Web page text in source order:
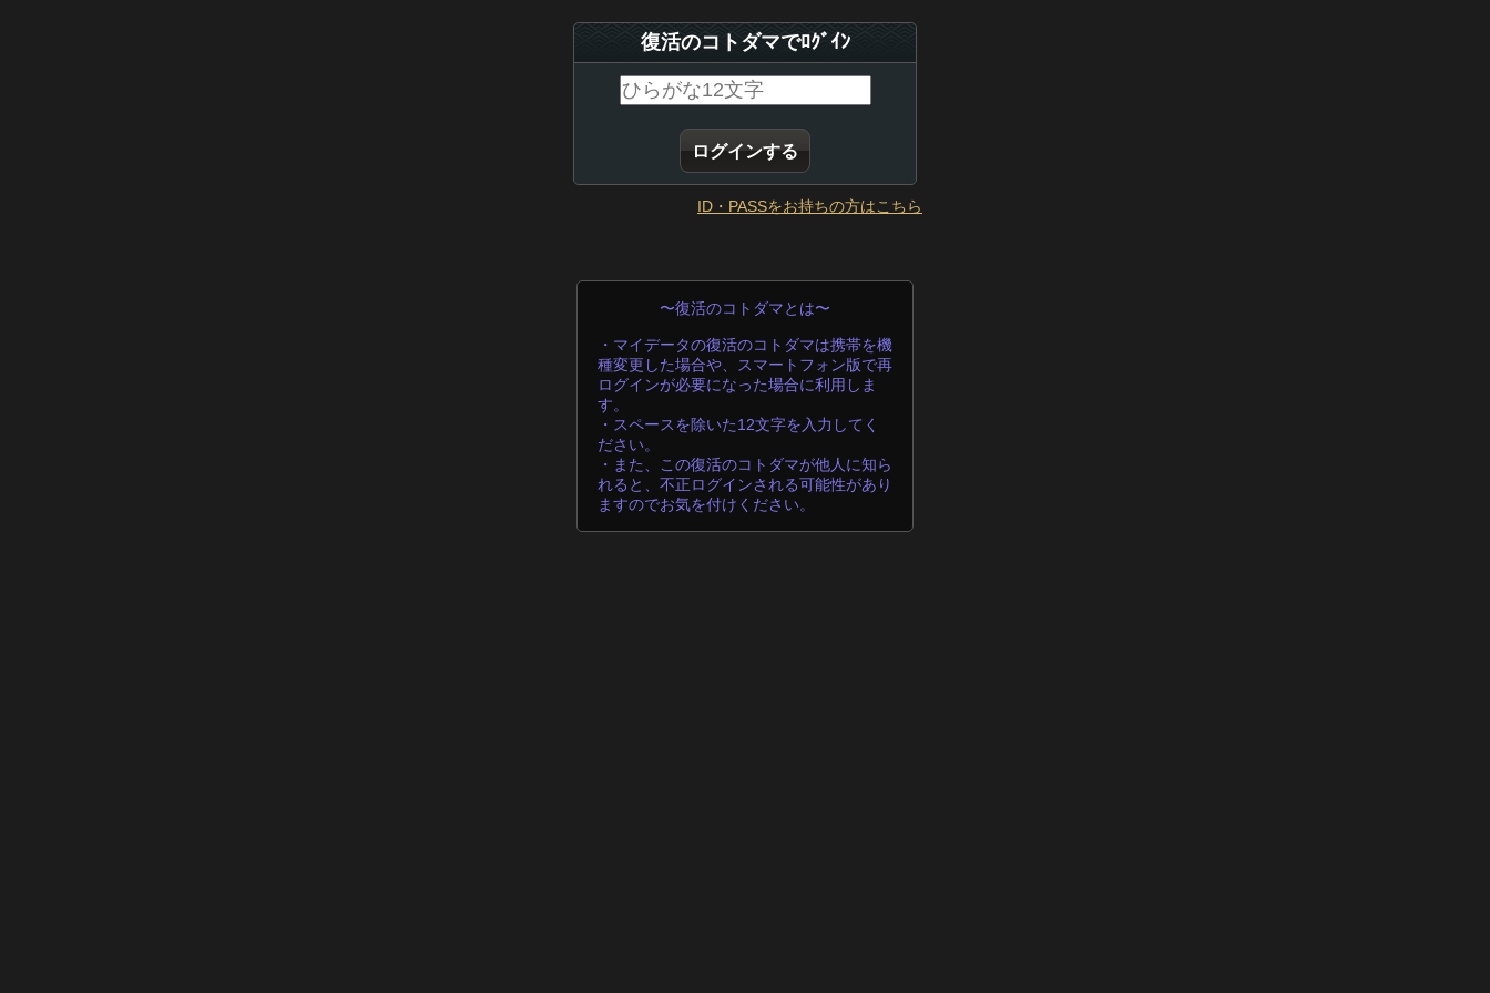
復活のコトダマでﾛｸﾞｲﾝ
ID・PASSをお持ちの方はこちら
〜復活のコトダマとは〜
・マイデータの復活のコトダマは携帯を機
種変更した場合や、スマートフォン版で再
ログインが必要になった場合に利用しま
す。
・スペースを除いた12文字を入力してく
ださい。
・また、この復活のコトダマが他人に知ら
れると、不正ログインされる可能性があり
ますのでお気を付けください。